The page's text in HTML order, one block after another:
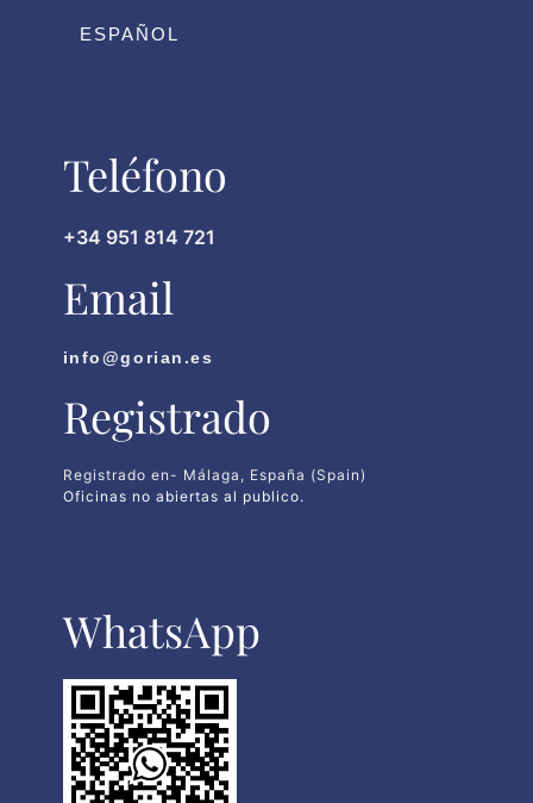
ESPAÑOL
Teléfono
+34 951 814 721
Email
info@gorian.es
Registrado
Registrado en- Málaga, España (Spain)
Oficinas no abiertas al publico.
WhatsApp​